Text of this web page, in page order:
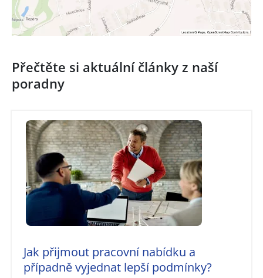
Přečtěte si aktuální články z naší
poradny
Jak přijmout pracovní nabídku a
případně vyjednat lepší podmínky?